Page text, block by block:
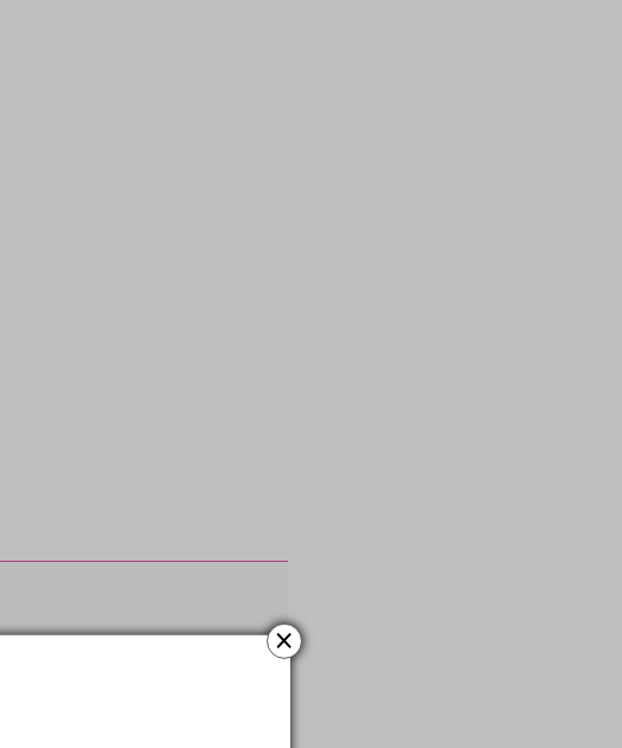
×